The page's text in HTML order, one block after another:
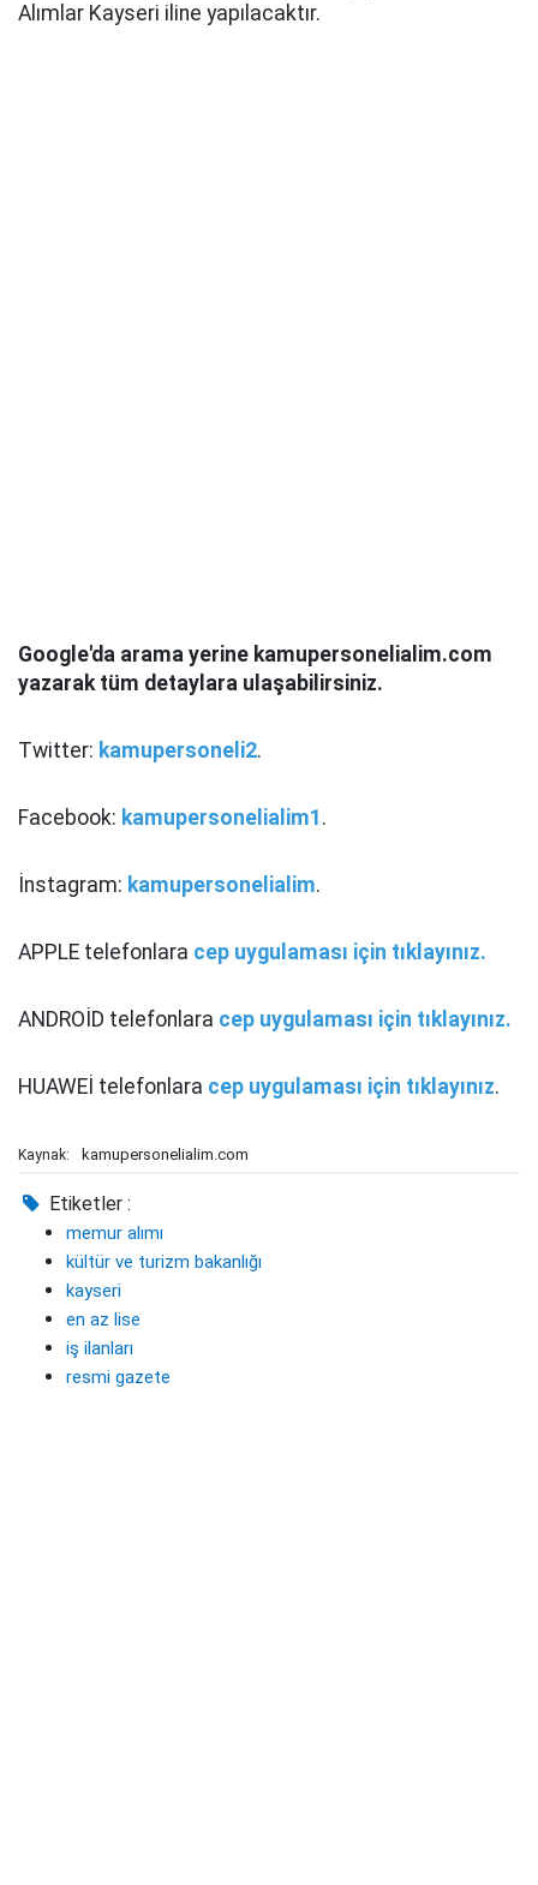
Alımlar Kayseri iline yapılacaktır.
Google'da arama yerine kamupersonelialim.com
yazarak tüm detaylara ulaşabilirsiniz.
Twitter: kamupersoneli2.
Facebook: kamupersonelialim1 .
İnstagram: kamupersonelialim.
APPLE telefonlara cep uygulaması için tıklayınız.
ANDROİD telefonlara cep uygulaması için tıklayınız.
HUAWEİ telefonlara cep uygulaması için tıklayınız.
Kaynak: kamupersonelialim.com
Etiketler :
memur alımı
kültür ve turizm bakanlığı
kayseri
en az lise
iş ilanları
resmi gazete